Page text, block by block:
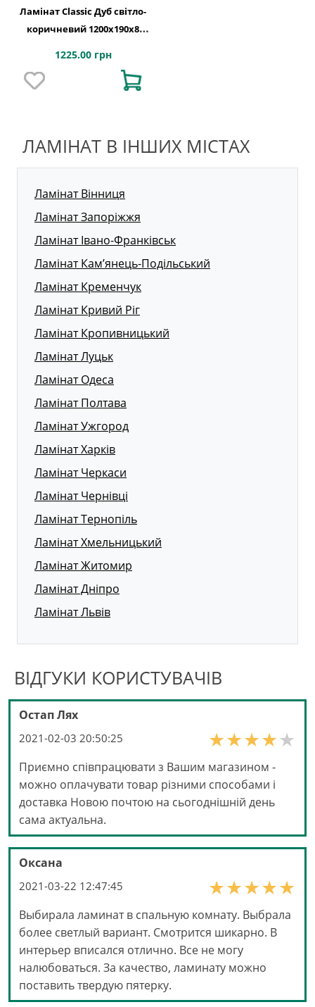
Ламінат Classic Дуб світло-
коричневий 1200х190x8
1225.00 грн
ЛАМІНАТ В ІНШИХ МІСТАХ
Ламінат Вінниця
Ламінат Запоріжжя
Ламінат Івано-Франківськ
Ламінат Кам’янець-Подільський
Ламінат Кременчук
Ламінат Кривий Ріг
Ламінат Кропивницький
Ламінат Луцьк
Ламінат Одеса
Ламінат Полтава
Ламінат Ужгород
Ламінат Харків
Ламінат Черкаси
Ламінат Чернівці
Ламінат Тернопіль
Ламінат Хмельницький
Ламінат Житомир
Ламінат Дніпро
Ламінат Львів
ВІДГУКИ КОРИСТУВАЧІВ
Остап Лях
2021-02-03 20:50:25
Приємно співпрацювати з Вашим магазином -
можно оплачувати товар різними способами і
доставка Новою почтою на сьогоднішній день
сама актуальна.
Оксана
2021-03-22 12:47:45
Выбирала ламинат в спальную комнату. Выбрала
более светлый вариант. Смотрится шикарно. В
интерьер вписался отлично. Все не могу
налюбоваться. За качество, ламинату можно
поставить твердую пятерку.